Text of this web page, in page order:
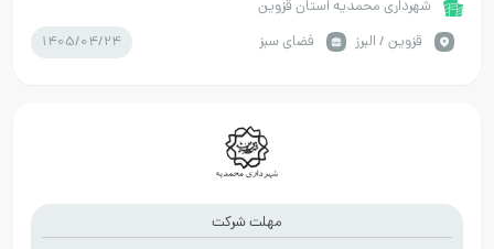
شهرداری محمدیه استان قزوین
قزوين / البرز
فضای سبز 1405/04/24
مهلت شرکت